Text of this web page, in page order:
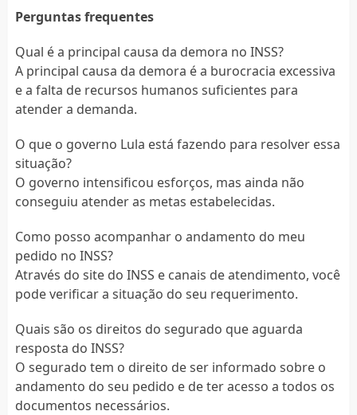
Perguntas frequentes
Qual é a principal causa da demora no INSS?
A principal causa da demora é a burocracia excessiva
e a falta de recursos humanos suficientes para
atender a demanda.
O que o governo Lula está fazendo para resolver essa
situação?
O governo intensificou esforços, mas ainda não
conseguiu atender as metas estabelecidas.
Como posso acompanhar o andamento do meu
pedido no INSS?
Através do site do INSS e canais de atendimento, você
pode verificar a situação do seu requerimento.
Quais são os direitos do segurado que aguarda
resposta do INSS?
O segurado tem o direito de ser informado sobre o
andamento do seu pedido e de ter acesso a todos os
documentos necessários.